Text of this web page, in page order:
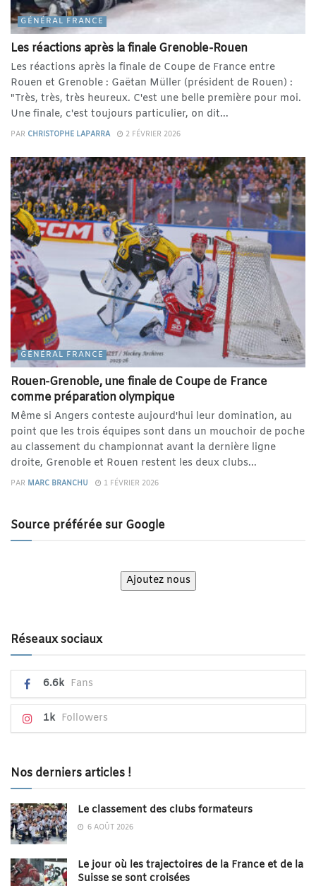
GÉNÉRAL FRANCE
Les réactions après la finale Grenoble-Rouen
Les réactions après la finale de Coupe de France entre
Rouen et Grenoble : Gaëtan Müller (président de Rouen) :
"Très, très, très heureux. C'est une belle première pour moi.
Une finale, c'est toujours particulier, on dit...
PAR CHRISTOPHE LAPARRA 2 FÉVRIER 2026
GÉNÉRAL FRANCE
Rouen-Grenoble, une finale de Coupe de France
comme préparation olympique
Même si Angers conteste aujourd'hui leur domination, au
point que les trois équipes sont dans un mouchoir de poche
au classement du championnat avant la dernière ligne
droite, Grenoble et Rouen restent les deux clubs...
PAR MARC BRANCHU 1 FÉVRIER 2026
Source préférée sur Google
Ajoutez nous
Réseaux sociaux
6.6k Fans
1k Followers
Nos derniers articles !
Le classement des clubs formateurs
6 AOÛT 2026
Le jour où les trajectoires de la France et de la
Suisse se sont croisées